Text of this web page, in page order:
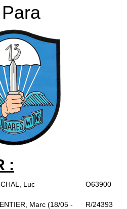
:
Luc O63900
Marc (18/05 -
R/24393